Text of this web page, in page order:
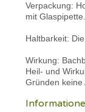
Verpackung:
mit Glaspipette.
Haltbarkeit:
Wirkung:
Heil- und
Gründen keine